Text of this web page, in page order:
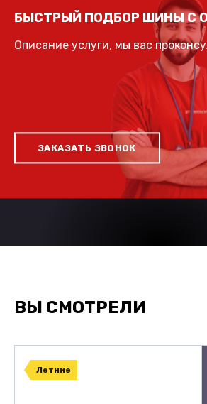
БЫСТРЫЙ ПОДБОР ШИНЫ С
Описание услуги, мы вас
ЗАКАЗАТЬ ЗВОНОК
ВЫ СМОТРЕЛИ
Летние